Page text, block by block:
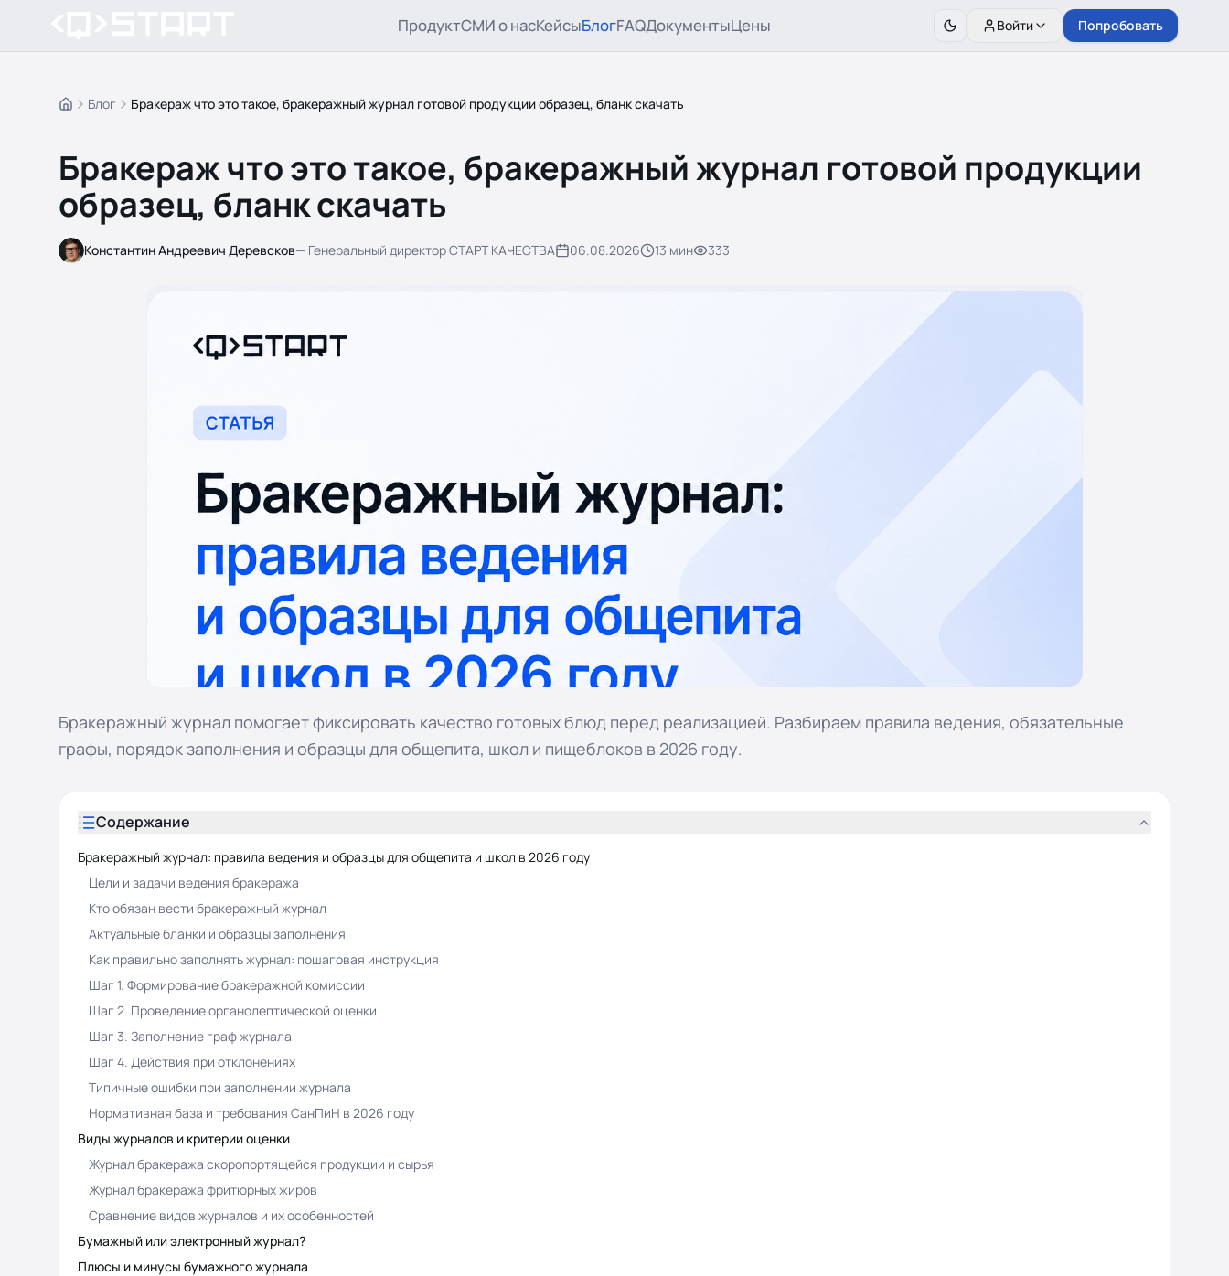
ПродуктСМИ о насКейсыБлогFAQДокументыЦены Войти Попробовать
Главная
Блог Бракераж что это такое, бракеражный журнал готовой продукции образец, бланк скачать
Бракераж что это такое, бракеражный журнал готовой продукции
образец, бланк скачать
Константин Андреевич Деревсков— Генеральный директор СТАРТ КАЧЕСТВА 06.08.2026 13 мин 333
Бракеражный журнал помогает фиксировать качество готовых блюд перед реализацией. Разбираем правила ведения, обязательные
графы, порядок заполнения и образцы для общепита, школ и пищеблоков в 2026 году.
Содержание
Бракеражный журнал: правила ведения и образцы для общепита и школ в 2026 году
Цели и задачи ведения бракеража
Кто обязан вести бракеражный журнал
Актуальные бланки и образцы заполнения
Как правильно заполнять журнал: пошаговая инструкция
Шаг 1. Формирование бракеражной комиссии
Шаг 2. Проведение органолептической оценки
Шаг 3. Заполнение граф журнала
Шаг 4. Действия при отклонениях
Типичные ошибки при заполнении журнала
Нормативная база и требования СанПиН в 2026 году
Виды журналов и критерии оценки
Журнал бракеража скоропортящейся продукции и сырья
Журнал бракеража фритюрных жиров
Сравнение видов журналов и их особенностей
Бумажный или электронный журнал?
Плюсы и минусы бумажного журнала